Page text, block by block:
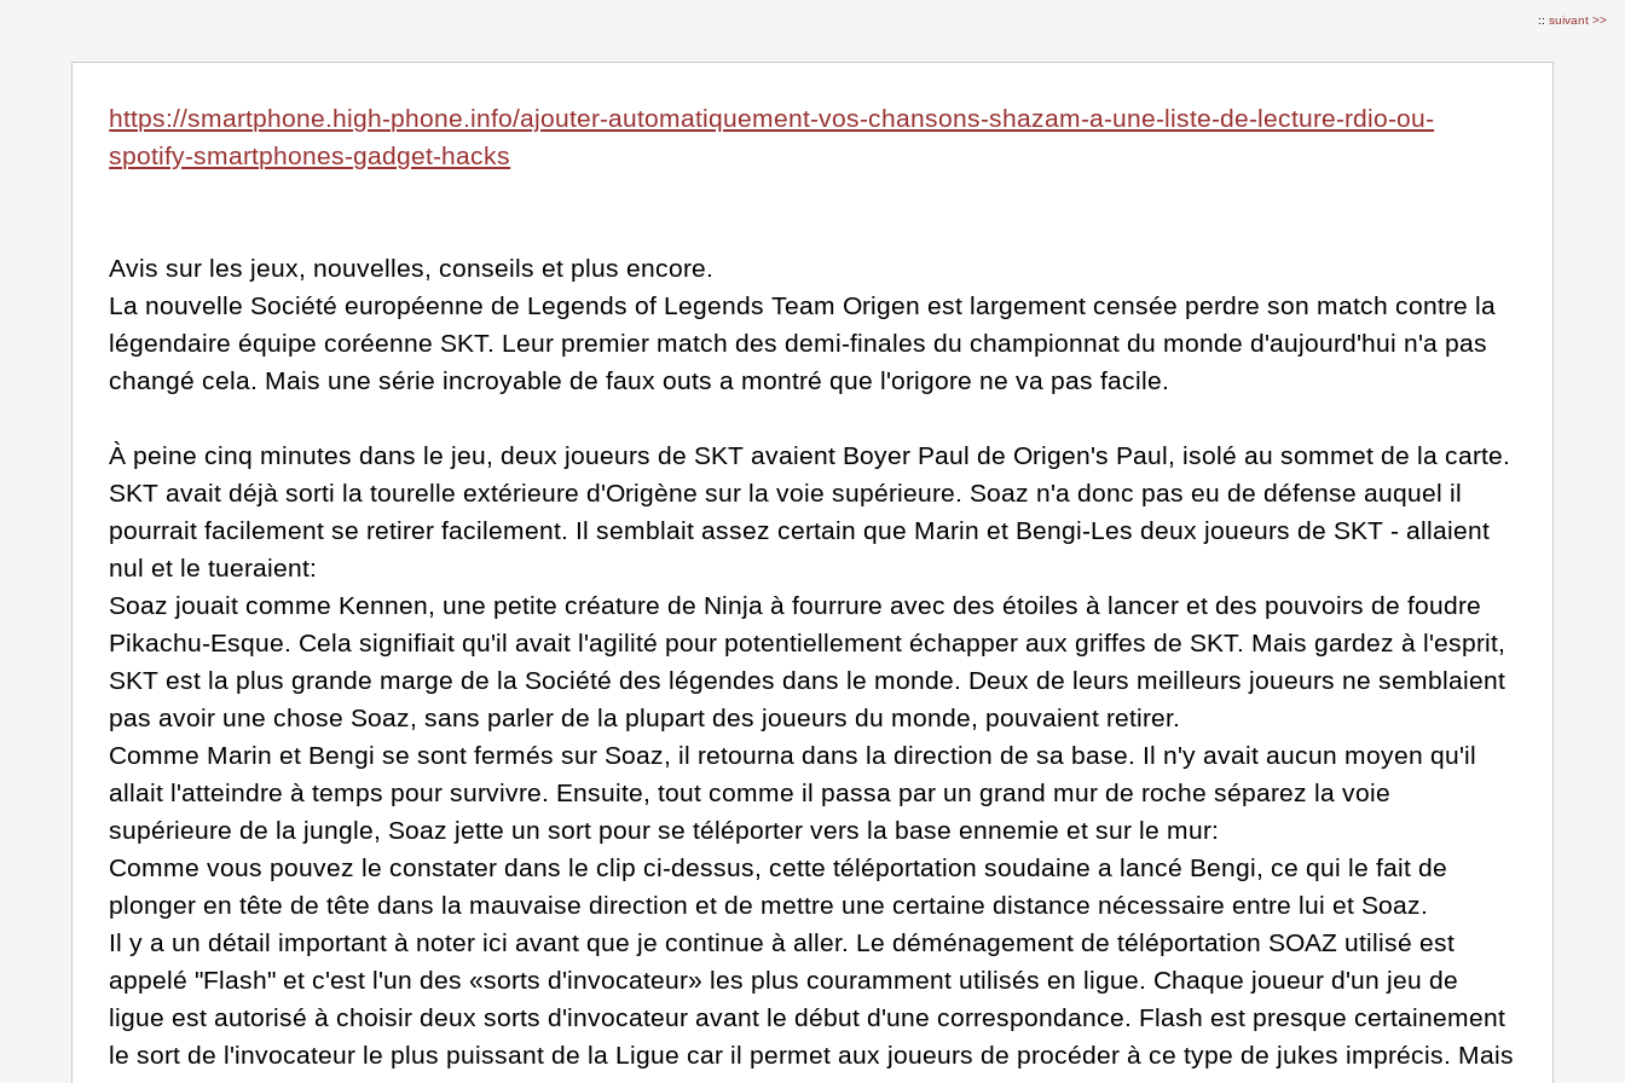
:: suivant >>
https://smartphone.high-phone.info/ajouter-automatiquement-vos-chansons-shazam-a-une-liste-de-lecture-rdio-ou-
spotify-smartphones-gadget-hacks
Avis sur les jeux, nouvelles, conseils et plus encore.
La nouvelle Société européenne de Legends of Legends Team Origen est largement censée perdre son match contre la
légendaire équipe coréenne SKT. Leur premier match des demi-finales du championnat du monde d'aujourd'hui n'a pas
changé cela. Mais une série incroyable de faux outs a montré que l'origore ne va pas facile.
À peine cinq minutes dans le jeu, deux joueurs de SKT avaient Boyer Paul de Origen's Paul, isolé au sommet de la carte.
SKT avait déjà sorti la tourelle extérieure d'Origène sur la voie supérieure. Soaz n'a donc pas eu de défense auquel il
pourrait facilement se retirer facilement. Il semblait assez certain que Marin et Bengi-Les deux joueurs de SKT - allaient
nul et le tueraient:
Soaz jouait comme Kennen, une petite créature de Ninja à fourrure avec des étoiles à lancer et des pouvoirs de foudre
Pikachu-Esque. Cela signifiait qu'il avait l'agilité pour potentiellement échapper aux griffes de SKT. Mais gardez à l'esprit,
SKT est la plus grande marge de la Société des légendes dans le monde. Deux de leurs meilleurs joueurs ne semblaient
pas avoir une chose Soaz, sans parler de la plupart des joueurs du monde, pouvaient retirer.
Comme Marin et Bengi se sont fermés sur Soaz, il retourna dans la direction de sa base. Il n'y avait aucun moyen qu'il
allait l'atteindre à temps pour survivre. Ensuite, tout comme il passa par un grand mur de roche séparez la voie
supérieure de la jungle, Soaz jette un sort pour se téléporter vers la base ennemie et sur le mur:
Comme vous pouvez le constater dans le clip ci-dessus, cette téléportation soudaine a lancé Bengi, ce qui le fait de
plonger en tête de tête dans la mauvaise direction et de mettre une certaine distance nécessaire entre lui et Soaz.
Il y a un détail important à noter ici avant que je continue à aller. Le déménagement de téléportation SOAZ utilisé est
appelé "Flash" et c'est l'un des «sorts d'invocateur» les plus couramment utilisés en ligue. Chaque joueur d'un jeu de
ligue est autorisé à choisir deux sorts d'invocateur avant le début d'une correspondance. Flash est presque certainement
le sort de l'invocateur le plus puissant de la Ligue car il permet aux joueurs de procéder à ce type de jukes imprécis. Mais